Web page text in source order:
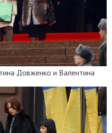
Довженко и Валентина